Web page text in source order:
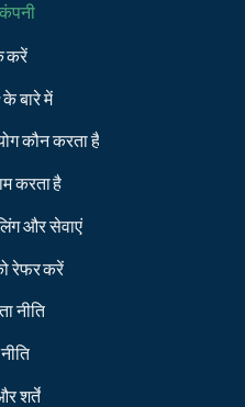
कंपनी
करें
बारे में
कौन करता है
करता है
और सेवाएं
रेफर करें
नीति
शर्तें